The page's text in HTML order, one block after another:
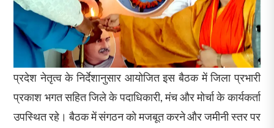
प्रदेश नेतृत्व के निर्देशानुसार आयोजित इस बैठक में जिला प्रभारी
प्रकाश भगत सहित जिले के पदाधिकारी, मंच और मोर्चा के कार्यकर्ता
उपस्थित रहे। बैठक में संगठन को मजबूत करने और जमीनी स्तर पर